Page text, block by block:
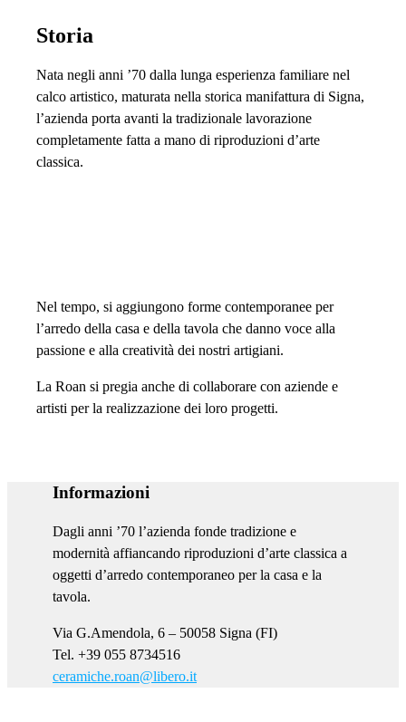
Storia
Nata negli anni ’70 dalla lunga esperienza familiare nel
calco artistico, maturata nella storica manifattura di Signa,
l’azienda porta avanti la tradizionale lavorazione
completamente fatta a mano di riproduzioni d’arte
classica.
Nel tempo, si aggiungono forme contemporanee per
l’arredo della casa e della tavola che danno voce alla
passione e alla creatività dei nostri artigiani.
La Roan si pregia anche di collaborare con aziende e
artisti per la realizzazione dei loro progetti.
Informazioni
Dagli anni ’70 l’azienda fonde tradizione e
modernità affiancando riproduzioni d’arte classica a
oggetti d’arredo contemporaneo per la casa e la
tavola.
Via G.Amendola, 6 – 50058 Signa (FI)
Tel. +39 055 8734516
ceramiche.roan@libero.it